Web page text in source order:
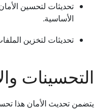
الأساسية.
تحديثات لتخزين
التحسينات
يتضمن تحديث الأمان هذا